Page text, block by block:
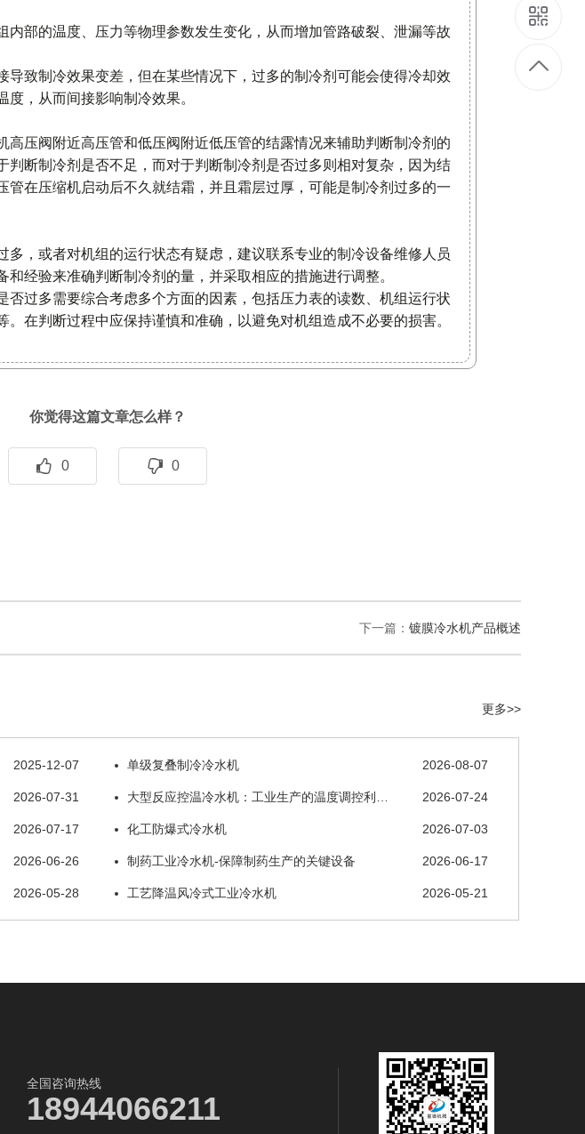
内部的温度、压力等物理参数发生变化，从而增加管路破裂、泄漏等故
导致制冷效果变差，但在某些情况下，过多的制冷剂可能会使得冷却效
，从而间接影响制冷效果。
高压阀附近高压管和低压阀附近低压管的结露情况来辅助判断制冷剂的
判断制冷剂是否不足，而对于判断制冷剂是否过多则相对复杂，因为结
管在压缩机启动后不久就结霜，并且霜层过厚，可能是制冷剂过多的一
多，或者对机组的运行状态有疑虑，建议联系专业的制冷设备维修人员
经验来准确判断制冷剂的量，并采取相应的措施进行调整。
否过多需要综合考虑多个方面的因素，包括压力表的读数、机组运行状
在判断过程中应保持谨慎和准确，以避免对机组造成不必要的损害。
你觉得这篇文章怎么样？
0 0
下一篇： 镀膜冷水机产品概述
更多>>
2025-12-07 2026-08-07
单级复叠制冷冷水机
2026-07-31 2026-07-24
大型反应控温冷水机：工业生产的温度调控利…
2026-07-17 2026-07-03
化工防爆式冷水机
2026-06-26 2026-06-17
制药工业冷水机-保障制药生产的关键设备
2026-05-28 2026-05-21
工艺降温风冷式工业冷水机
全国咨询热线
18944066211